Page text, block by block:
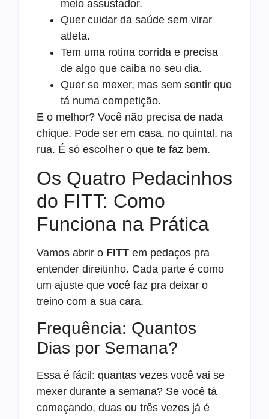
meio assustador.
Quer cuidar da saúde sem virar
atleta.
Tem uma rotina corrida e precisa
de algo que caiba no seu dia.
Quer se mexer, mas sem sentir que
tá numa competição.
E o melhor? Você não precisa de nada
chique. Pode ser em casa, no quintal, na
rua. É só escolher o que te faz bem.
Os Quatro Pedacinhos
do FITT: Como
Funciona na Prática
Vamos abrir o FITT em pedaços pra
entender direitinho. Cada parte é como
um ajuste que você faz pra deixar o
treino com a sua cara.
Frequência: Quantos
Dias por Semana?
Essa é fácil: quantas vezes você vai se
mexer durante a semana? Se você tá
começando, duas ou três vezes já é